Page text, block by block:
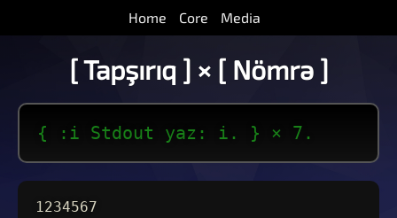
Home Core Media
[ Tapşırıq ] × [ Nömrə ]
{ :i Stdout yaz: i. } × 7.
1234567